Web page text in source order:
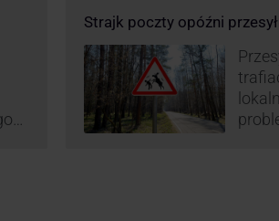
Strajk poczty opóźni